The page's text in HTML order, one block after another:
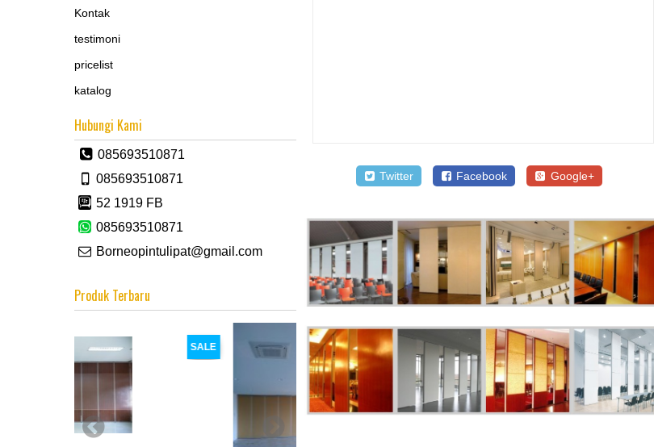
Twitter Facebook Google+
Kontak
testimoni
pricelist
katalog
Hubungi Kami
085693510871
085693510871
52 1919 FB
085693510871
Borneopintulipat@gmail.com
Produk Terbaru
SALE SALE SALE